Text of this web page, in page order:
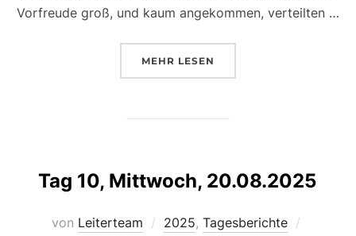
Vorfreude groß, und kaum angekommen, verteilten …
MEHR ÜBER „TAG 11, DONNERSTAG,
LESEN
Tag 10, Mittwoch, 20.08.2025
von Leiterteam 2025, Tagesberichte